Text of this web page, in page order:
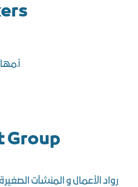
Group
رواد الأعمال و المنشآت